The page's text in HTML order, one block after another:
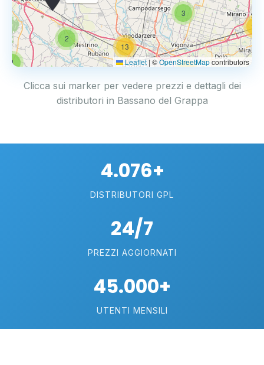
14
4
2
3
13
Leaflet | ©OpenStreetMapcontributors
Clicca sui marker per vedere prezzi e dettagli dei
distributori in Bassano del Grappa
4.076+
DISTRIBUTORI GPL
24/7
PREZZI AGGIORNATI
45.000+
UTENTI MENSILI